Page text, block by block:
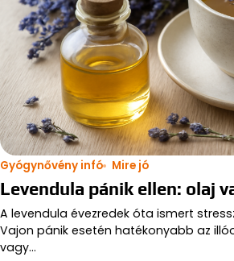
Gyógynővény infó Mire jó
Levendula pánik ellen: olaj
A levendula évezredek óta ismert
Vajon pánik esetén hatékonyabb az
vagy…